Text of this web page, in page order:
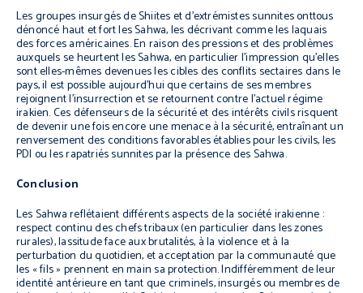
Les groupes insurgés de Shiites et d’extrémistes sunnites onttous
dénoncé haut et fort les Sahwa, les décrivant comme les laquais
des forces américaines. En raison des pressions et des problèmes
auxquels se heurtent les Sahwa, en particulier l’impression qu’elles
sont elles-mêmes devenues les cibles des conflits sectaires dans le
pays, il est possible aujourd’hui que certains de ses membres
rejoignent l’insurrection et se retournent contre l’actuel régime
irakien. Ces défenseurs de la sécurité et des intérêts civils risquent
de devenir une fois encore une menace à la sécurité, entraînant un
renversement des conditions favorables établies pour les civils, les
PDI ou les rapatriés sunnites par la présence des Sahwa.
Conclusion
Les Sahwa reflétaient différents aspects de la société irakienne :
respect continu des chefs tribaux (en particulier dans les zones
rurales), lassitude face aux brutalités, à la violence et à la
perturbation du quotidien, et acceptation par la communauté que
les « fils » prennent en main sa protection. Indifféremment de leur
identité antérieure en tant que criminels, insurgés ou membres de